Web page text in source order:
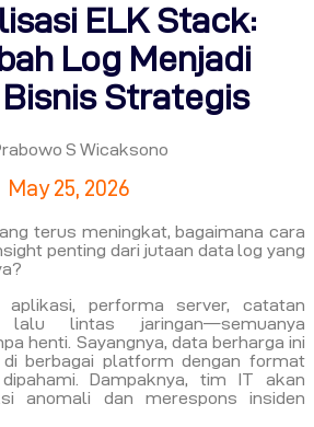
ELK Stack:
Log Menjadi
Strategis
S Wicaksono
May 25, 2026
terus meningkat, bagaimana cara
penting dari jutaan data log yang
performa server, catatan
lalu lintas jaringan—semuanya
henti. Sayangnya, data berharga ini
berbagai platform dengan format
Dampaknya, tim IT akan
anomali dan merespons insiden